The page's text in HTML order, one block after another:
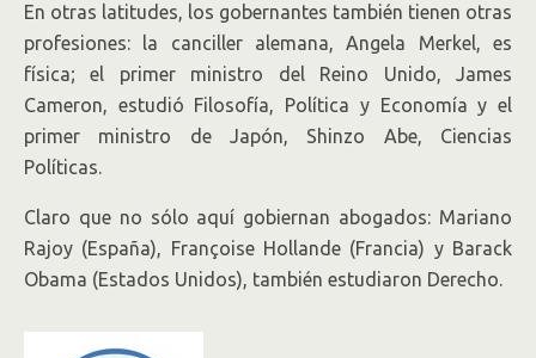
En otras latitudes, los gobernantes también tienen otras
profesiones: la canciller alemana, Angela Merkel, es
física; el primer ministro del Reino Unido, James
Cameron, estudió Filosofía, Política y Economía y el
primer ministro de Japón, Shinzo Abe, Ciencias
Políticas.
Claro que no sólo aquí gobiernan abogados: Mariano
Rajoy (España), Françoise Hollande (Francia) y Barack
Obama (Estados Unidos), también estudiaron Derecho.